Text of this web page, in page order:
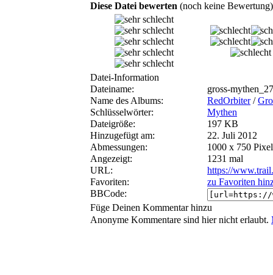
Diese Datei bewerten (noch keine Bewertung)
Datei-Information
Dateiname:
gross-
Name des Albums:
RedOrbiter/
Schlüsselwörter:
Mythen
Dateigröße:
197 KB
Hinzugefügt am:
22. Juli 2012
Abmessungen:
1000 x 750 Pixel
Angezeigt:
1231 mal
URL:
https://
Favoriten:
zu Favoriten
BBCode:
Füge Deinen Kommentar hinzu
Anonyme Kommentare sind hier nicht erlaubt.